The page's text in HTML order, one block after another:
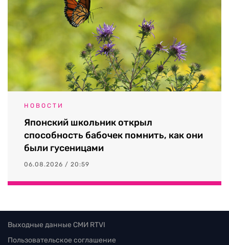
НОВОСТИ
Японский школьник открыл
способность бабочек помнить, как они
были гусеницами
06.08.2026 / 20:59
Выходные данные СМИ RTVI
Пользовательское соглашение